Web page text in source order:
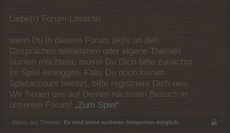
Liebe(r) Forum-Leser/in,
wenn Du in diesem Forum aktiv an den
Gesprächen teilnehmen oder eigene Themen
starten möchtest, musst Du Dich bitte zunächst
im Spiel einloggen. Falls Du noch keinen
Spielaccount besitzt, bitte registriere Dich neu.
Wir freuen uns auf Deinen nächsten Besuch in
unserem Forum! „Zum Spiel“
Status des Themas: Es sind keine weiteren Antworten möglich.